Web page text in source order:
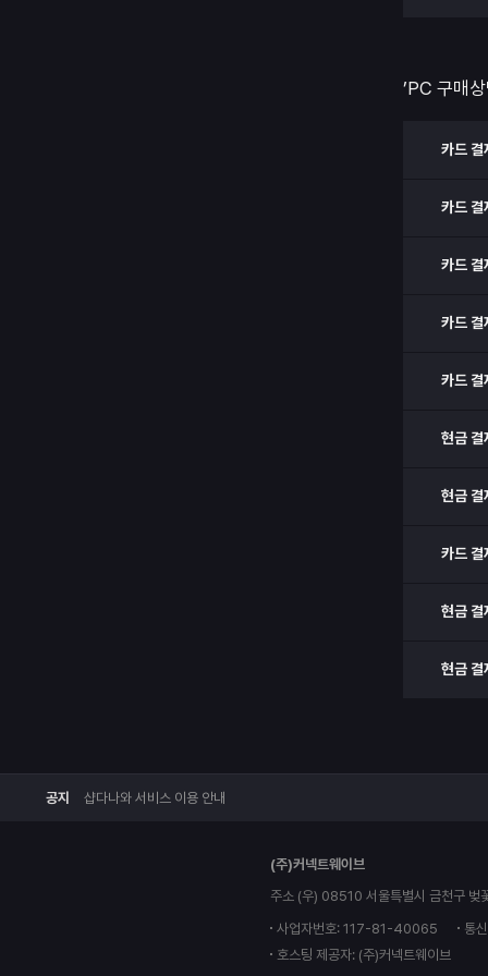
’PC 구매
카드 결
카드 결
카드 결
카드 결
카드 결
현금 결
현금 결
카드 결
현금 결
현금 결
공지 샵다나와 서비스 이용 안내
(주)커넥트웨이브
주소 (우) 08510 서울특별시 금천구
사업자번호: 117-81-40065
통
호스팅 제공자: (주)커넥트웨이브